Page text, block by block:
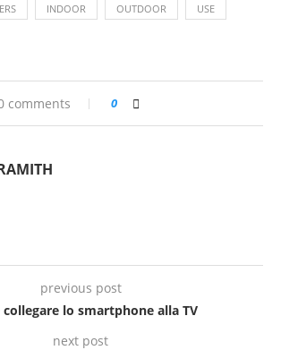
INDOOR OUTDOOR USE
comments 0
previous post
collegare lo smartphone alla TV
next post